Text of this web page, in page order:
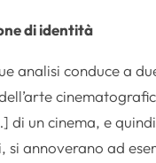
di identità
analisi conduce a
di un cinema, e
annoverano ad